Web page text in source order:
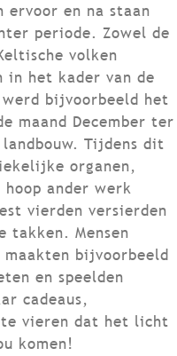
ervoor en na staan
periode. Zowel de
volken
het kader van de
bijvoorbeeld het
maand December ter
Tijdens dit
organen,
ander werk
vierden versierden
takken. Mensen
bijvoorbeeld
en speelden
cadeaus,
te vieren dat het licht
komen!